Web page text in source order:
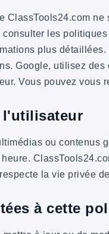
ClassTools24.com
les
plus
Google, utilisez
Vous pouvez vous
l'utilisateur
ou contenus
la vie privée
à cette